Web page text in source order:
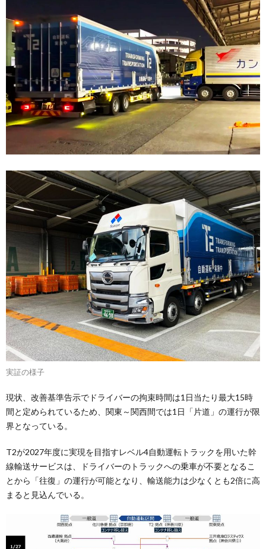
実証の様子
現状、改善基準告示でドライバーの拘束時間は1日当たり最大15時
間と定められているため、関東～関西間では1日「片道」の運行が限
界となっている。
T2が2027年度に実現を目指すレベル4自動運転トラックを用いた幹
線輸送サービスは、ドライバーのトラックへの乗車が不要となるこ
とから「往復」の運行が可能となり、輸送能力は少なくとも2倍に高
まると見込んでいる。